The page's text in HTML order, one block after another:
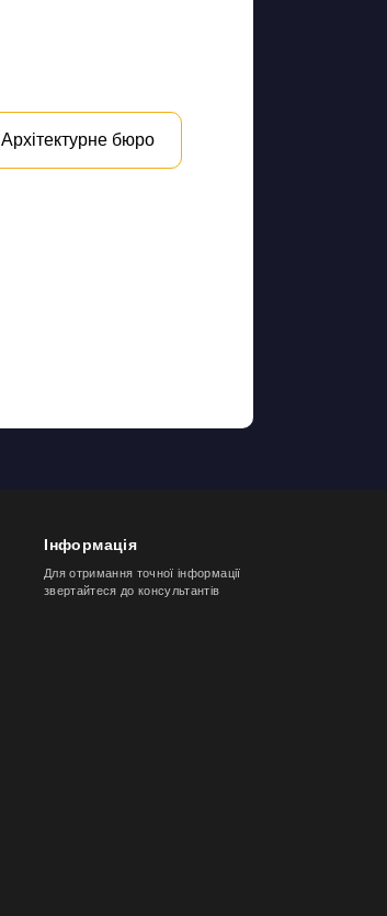
Архітектурне бюро
Інформація
Для отримання точної інформації
звертайтеся до консультантів